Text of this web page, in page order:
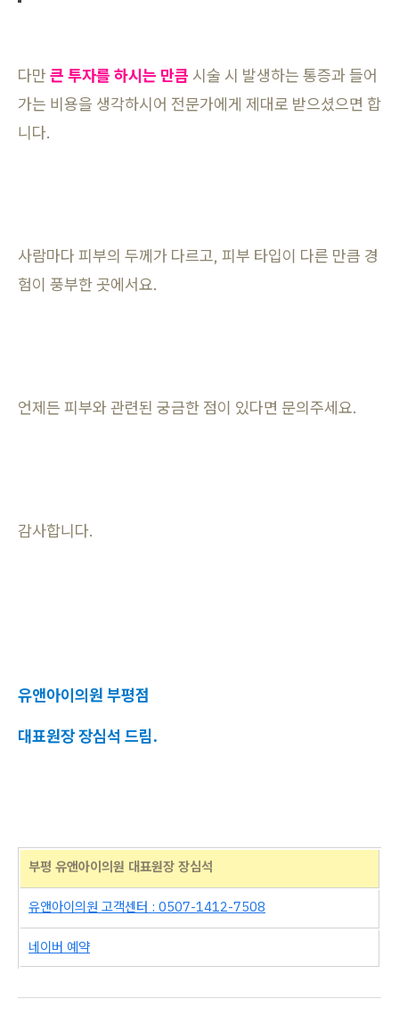
다만 큰 투자를 하시는 만큼 시술 시 발생하는 통증과 들어
가는 비용을 생각하시어 전문가에게 제대로 받으셨으면 합
니다.
사람마다 피부의 두께가 다르고, 피부 타입이 다른 만큼 경
험이 풍부한 곳에서요.
언제든 피부와 관련된 궁금한 점이 있다면 문의주세요.
감사합니다.
유앤아이의원 부평점
대표원장 장심석 드림.
부평 유앤아이의원 대표원장 장심석
유앤아이의원 고객센터 : 0507-1412-7508
네이버 예약